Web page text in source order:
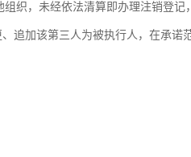
织，未经依法清算即办理注销登记
追加该第三人为被执行人，在承诺